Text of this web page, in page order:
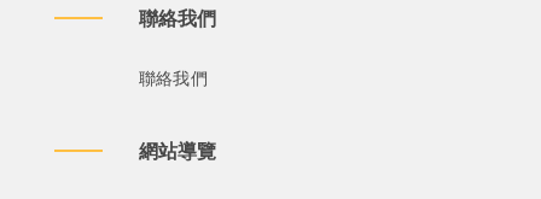
聯絡我們
聯絡我們
網站導覽